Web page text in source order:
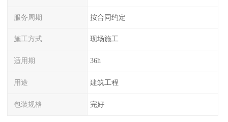
服务周期 按合同约定
施工方式 现场施工
适用期 36h
用途 建筑工程
包装规格 完好